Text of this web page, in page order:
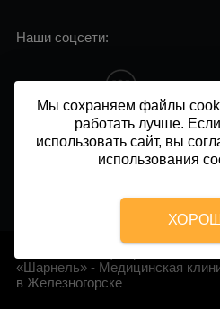
Наши соцсети:
Напишите нам в чат:
«Шарнель» - Медицинская
в Железногорске
Мы сохраняем файлы
работать лучше.
использовать сайт, вы
использования